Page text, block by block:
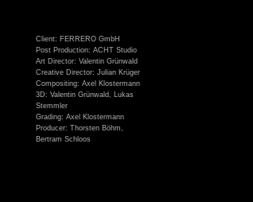
Client: FERRERO GmbH
Post Production: ACHT Studio
Art Director: Valentin Grünwald
Creative Director: Julian Krüger
Compositing: Axel Klostermann
3D: Valentin Grünwald, Lukas
Stemmler
Grading: Axel Klostermann
Producer: Thorsten Böhm,
Bertram Schloos